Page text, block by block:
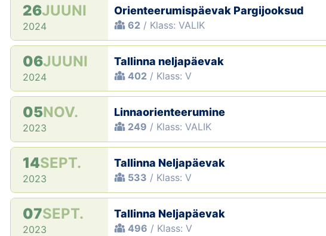
26JUUNI
2024
Orienteerumispäevak Pargijooksud
62 / Klass: VALIK
06JUUNI
2024
Tallinna neljapäevak
402 / Klass: V
05NOV.
2023
Linnaorienteerumine
249 / Klass: VALIK
14SEPT.
2023
Tallinna Neljapäevak
533 / Klass: V
07SEPT.
2023
Tallinna Neljapäevak
496 / Klass: V